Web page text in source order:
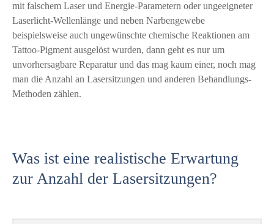
mit falschem Laser und Energie-Parametern oder ungeeigneter
Laserlicht-Wellenlänge und neben Narbengewebe
beispielsweise auch ungewünschte chemische Reaktionen am
Tattoo-Pigment ausgelöst wurden, dann geht es nur um
unvorhersagbare Reparatur und das mag kaum einer, noch mag
man die Anzahl an Lasersitzungen und anderen Behandlungs-
Methoden zählen.
Was ist eine realistische Erwartung
zur Anzahl der Lasersitzungen?